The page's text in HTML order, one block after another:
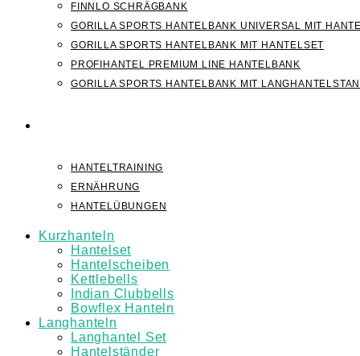
FINNLO SCHRÄGBANK
GORILLA SPORTS HANTELBANK UNIVERSAL MIT
GORILLA SPORTS HANTELBANK MIT HANTELSET
PROFIHANTEL PREMIUM LINE HANTELBANK
GORILLA SPORTS HANTELBANK MIT
HANTELTRAINING
ERNÄHRUNG
HANTELÜBUNGEN
Kurzhanteln
Hantelset
Hantelscheiben
Kettlebells
Indian Clubbells
Bowflex Hanteln
Langhanteln
Langhantel Set
Hantelständer